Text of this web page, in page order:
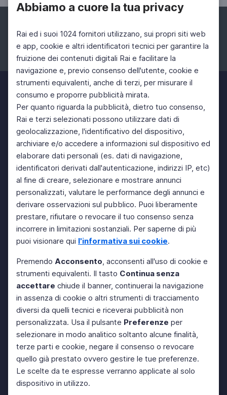
Abbiamo a cuore la tua privacy
Rai ed i suoi 1024 fornitori utilizzano, sui propri siti web
e app, cookie e altri identificatori tecnici per garantire la
fruizione dei contenuti digitali Rai e facilitare la
navigazione e, previo consenso dell'utente, cookie e
strumenti equivalenti, anche di terzi, per misurare il
consumo e proporre pubblicità mirata.
Per quanto riguarda la pubblicità, dietro tuo consenso,
Rai e terzi selezionati possono utilizzare dati di
geolocalizzazione, l'identificativo del dispositivo,
archiviare e/o accedere a informazioni sul dispositivo ed
elaborare dati personali (es. dati di navigazione,
identificatori derivati dall'autenticazione, indirizzi IP, etc)
al fine di creare, selezionare e mostrare annunci
personalizzati, valutare le performance degli annunci e
derivare osservazioni sul pubblico. Puoi liberamente
prestare, rifiutare o revocare il tuo consenso senza
incorrere in limitazioni sostanziali. Per saperne di più
puoi visionare qui l'informativa sui cookie.
Premendo Acconsento, acconsenti all'uso di cookie e
strumenti equivalenti. Il tasto Continua senza
accettare chiude il banner, continuerai la navigazione
in assenza di cookie o altri strumenti di tracciamento
diversi da quelli tecnici e riceverai pubblicità non
personalizzata. Usa il pulsante Preferenze per
selezionare in modo analitico soltanto alcune finalità,
terze parti e cookie, negare il consenso o revocare
quello già prestato ovvero gestire le tue preferenze.
Le scelte da te espresse verranno applicate al solo
dispositivo in utilizzo.
Facebook Instagram Twitter